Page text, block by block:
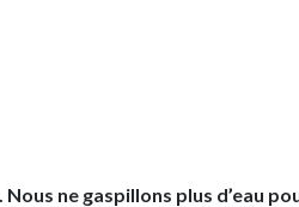
ne gaspillons plus d’eau